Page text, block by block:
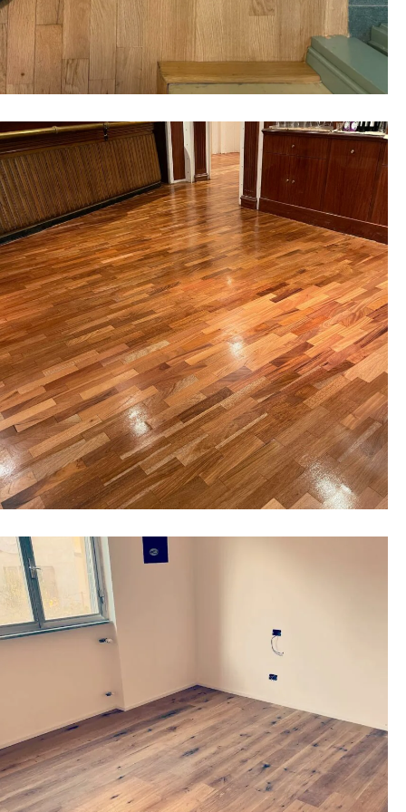
11 February 2022
Posa e lavorazione di parquet
massello
3 October 2020
Parquet rovere naturale misure
10x150x1800